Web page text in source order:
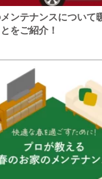
ンテナンスについて
をご紹介！